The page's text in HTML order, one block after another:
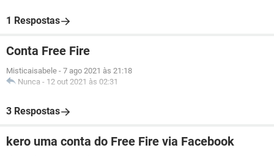
1 Respostas
Conta Free Fire
Misticaisabele - 7 ago 2021 às 21:18
Nunca - 12 out 2021 às 02:31
3 Respostas
kero uma conta do Free Fire via Facebook